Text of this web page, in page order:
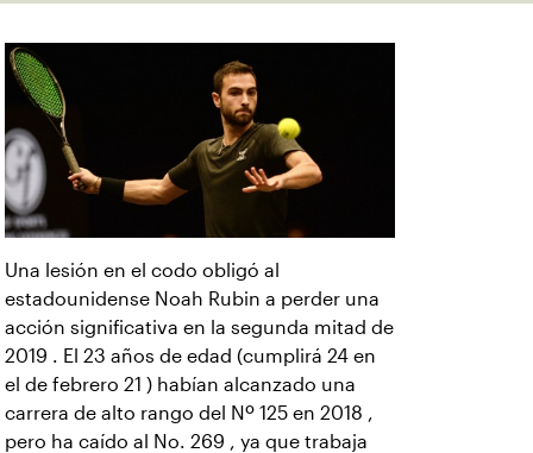
Una lesión en el codo obligó al
estadounidense Noah Rubin a perder una
acción significativa en la segunda mitad de
2019 . El 23 años de edad (cumplirá 24 en
el de febrero 21 ) habían alcanzado una
carrera de alto rango del Nº 125 en 2018 ,
pero ha caído al No. 269 , ya que trabaja